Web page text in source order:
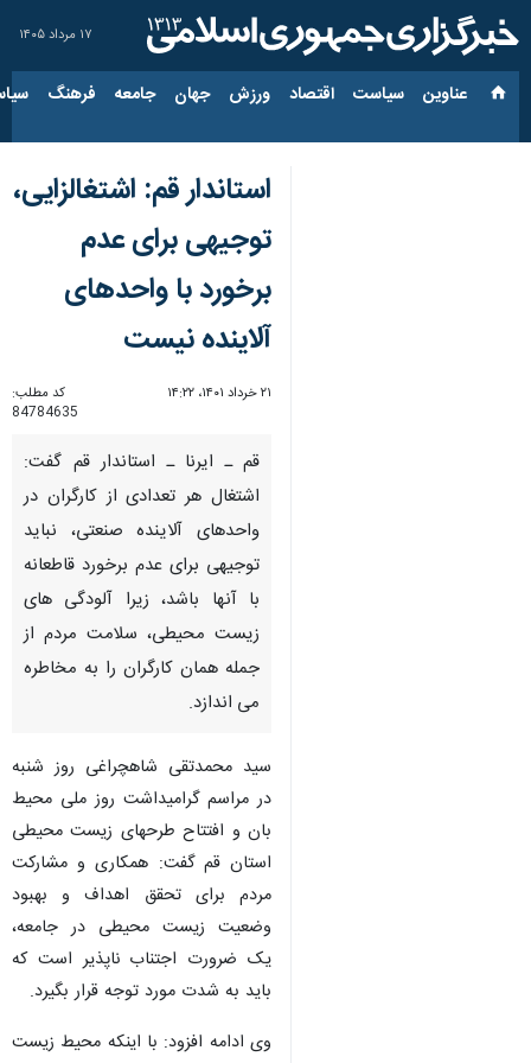
۱۷ مرداد ۱۴۰۵
عناوین‌ سیاست اقتصاد ورزش جهان جامعه فرهنگ
استاندار قم: اشتغالزایی،
توجیهی برای عدم
برخورد با واحدهای
آلاینده نیست
۲۱ خرداد ۱۴۰۱، ۱۴:۲۲
کد مطلب:
84784635
قم ـ ایرنا ـ استاندار قم گفت:
اشتغال هر تعدادی از کارگران در
واحدهای آلاینده صنعتی، نباید
توجیهی برای عدم برخورد قاطعانه
با آنها باشد، زیرا آلودگی های
زیست محیطی، سلامت مردم از
جمله همان کارگران را به مخاطره
می اندازد.
سید محمدتقی شاهچراغی روز شنبه
در مراسم گرامیداشت روز ملی محیط
بان و افتتاح طرحهای زیست محیطی
استان قم گفت: همکاری و مشارکت
مردم برای تحقق اهداف و بهبود
وضعیت زیست محیطی در جامعه،
یک ضرورت اجتناب ناپذیر است که
باید به شدت مورد توجه قرار بگیرد.
وی ادامه افزود: با اینکه محیط زیست